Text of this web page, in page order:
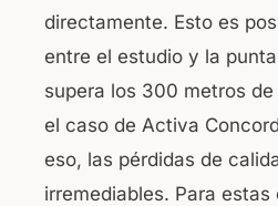
directamente. Esto es
entre el estudio y la
supera los 300 metros
el caso de Activa
eso, las pérdidas de
irremediables. Para